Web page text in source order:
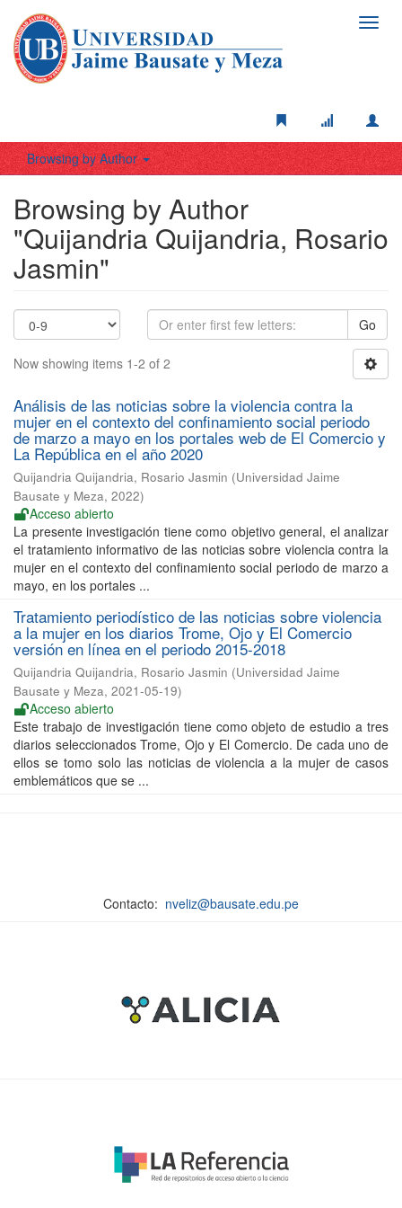
Browsing by Author
Browsing by Author
"Quijandria Quijandria, Rosario
Jasmin"
Go
Now showing items 1-2 of 2
Análisis de las noticias sobre la violencia contra la
mujer en el contexto del confinamiento social periodo
de marzo a mayo en los portales web de El Comercio y
La República en el año 2020
Quijandria Quijandria, Rosario Jasmin (Universidad Jaime
Bausate y Meza, 2022)
Acceso abierto
La presente investigación tiene como objetivo general, el analizar
el tratamiento informativo de las noticias sobre violencia contra la
mujer en el contexto del confinamiento social periodo de marzo a
mayo, en los portales ...
Tratamiento periodístico de las noticias sobre violencia
a la mujer en los diarios Trome, Ojo y El Comercio
versión en línea en el periodo 2015-2018
Quijandria Quijandria, Rosario Jasmin (Universidad Jaime
Bausate y Meza, 2021-05-19)
Acceso abierto
Este trabajo de investigación tiene como objeto de estudio a tres
diarios seleccionados Trome, Ojo y El Comercio. De cada uno de
ellos se tomo solo las noticias de violencia a la mujer de casos
emblemáticos que se ...
Contacto: nveliz@bausate.edu.pe